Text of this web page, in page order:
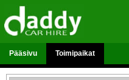
Pääsivu Toimipaikat